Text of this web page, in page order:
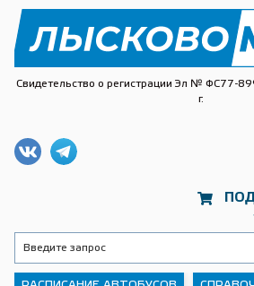
Свидетельство о регистрации Эл № ФС77-
г.